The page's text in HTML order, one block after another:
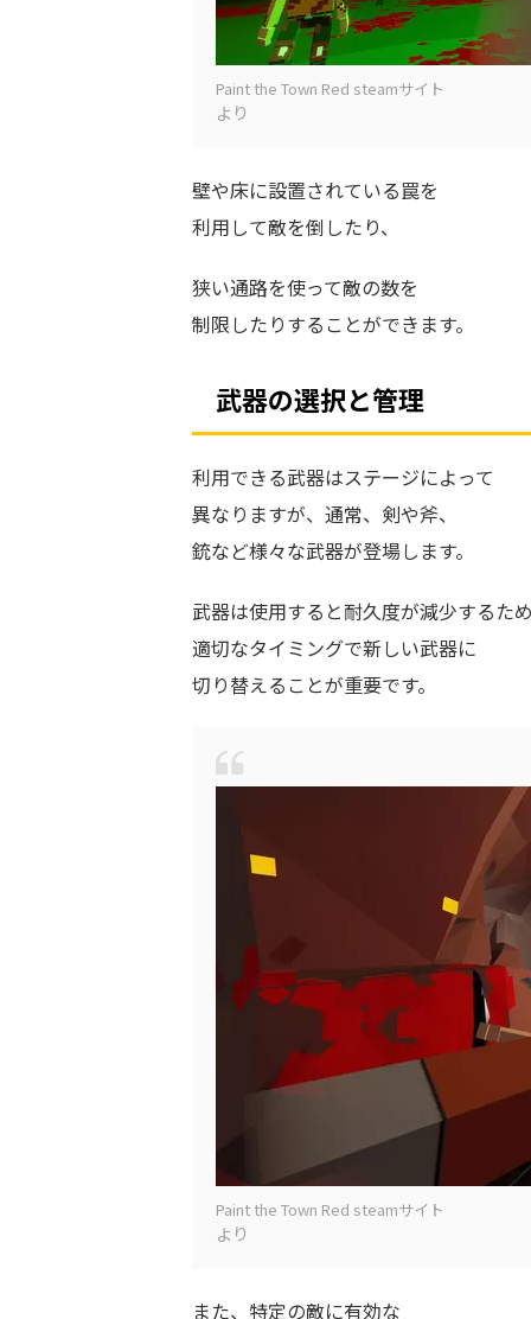
Paint the Town Red steamサイト
より
壁や床に設置されている罠を
利用して敵を倒したり、
狭い通路を使って敵の数を
制限したりすることができます。
武器の選択と管理
利用できる武器はステージによって
異なりますが、通常、剣や斧、
銃など様々な武器が登場します。
武器は使用すると耐久度が減少するた
適切なタイミングで新しい武器に
切り替えることが重要です。
Paint the Town Red steamサイト
より
また、特定の敵に有効な